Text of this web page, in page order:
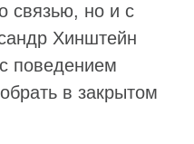
связью, но и с
Хинштейн
поведением
в закрытом